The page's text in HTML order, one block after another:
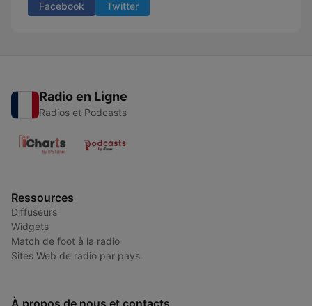
Facebook Twitter
Radio en Ligne
Radios et Podcasts
Ressources
Diffuseurs
Widgets
Match de foot à la radio
Sites Web de radio par pays
À propos de nous et contacts